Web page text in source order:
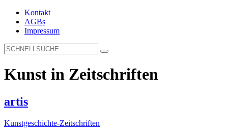
Kontakt
AGBs
Impressum
Kunst in Zeitschriften
artis
Kunstgeschichte-Zeitschriften